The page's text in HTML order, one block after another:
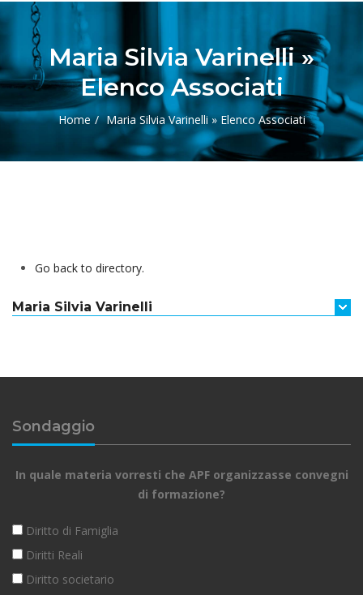
Maria Silvia Varinelli »
Elenco Associati
Home Maria Silvia Varinelli » Elenco Associati
Go back to directory.
Maria Silvia Varinelli
Sondaggio
In quale materia vorresti che APF organizzasse convegni
di formazione?
Diritto di Famiglia
Diritti Reali
Diritto societario